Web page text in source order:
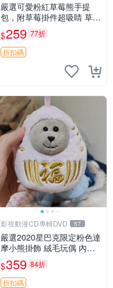
嚴選可愛粉紅草莓熊手提
包，附草莓掛件超吸睛 草莓
熊手提包 草莓掛件 可愛port
unese
$259 77折
折扣碼
影視動漫CD專輯DVD 57
嚴選2020星巴克限定粉色達
摩小熊掛飾 絨毛玩偶 內裡
小熊 可愛 御用伴侶 默認微
暇 售後自理 小熊掛飾 星巴
克 限量版
$359 84折
折扣碼